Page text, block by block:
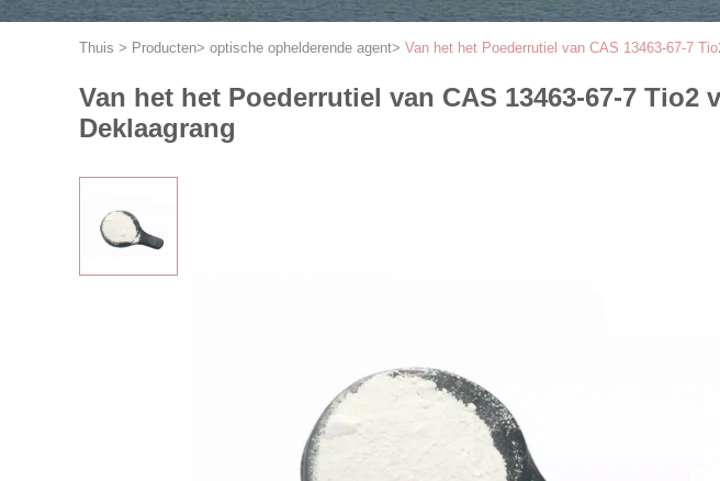
Thuis > Producten> optische ophelderende agent> Van het het Poederrutiel van CAS 13463-67-7
Van het het Poederrutiel van CAS 13463-67-7
Deklaagrang